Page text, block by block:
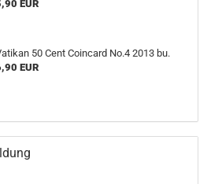
EUR
50 Cent Coincard No.4 2013 bu.
EUR